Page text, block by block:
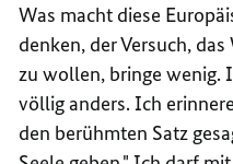
Was macht diese
denken, der Versuch,
zu wollen, bringe wenig.
völlig anders. Ich
den berühmten Satz